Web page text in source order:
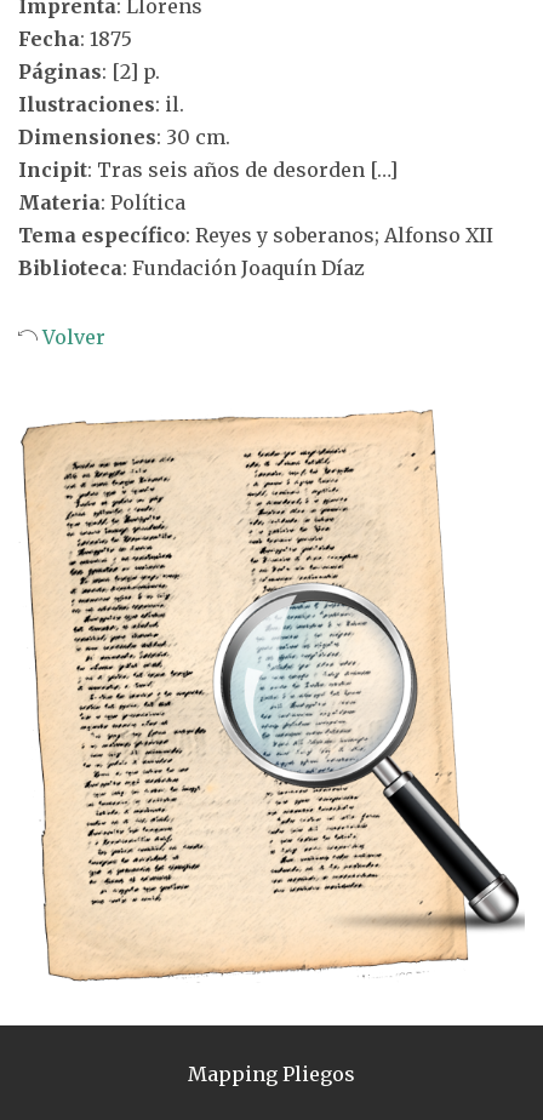
Imprenta: Llorens
Fecha: 1875
Páginas: [2] p.
Ilustraciones: il.
Dimensiones: 30 cm.
Incipit: Tras seis años de desorden […]
Materia: Política
Tema específico: Reyes y soberanos; Alfonso XII
Biblioteca: Fundación Joaquín Díaz
Volver
Mapping Pliegos